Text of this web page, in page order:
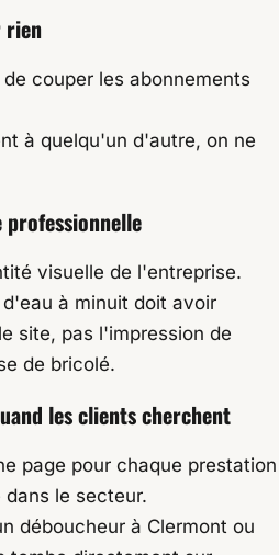
rien
couper les abonnements
à quelqu'un d'autre, on ne
professionnelle
visuelle de l'entreprise.
à minuit doit avoir
site, pas l'impression de
de bricolé.
les clients cherchent
page pour chaque prestation
le secteur.
déboucheur à Clermont ou